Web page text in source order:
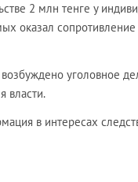
2 млн тенге у
оказал
уголовное
власти.
в интересах